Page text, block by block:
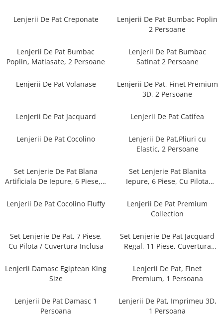
Cearceaf normal
Lenjerii De Pat Bumbac Poplin 2
Persoane
Matlasate, 2 Persoane
Lenjerii De Pat Volanase
Lenjerii De Pat, Finet Premium 3D,
Lenjerii De Pat Catifea
Set Lenjerie De Pat Blana
Set Lenjerie Pat Blanita Iepure, 6
Piese, Cu Pilota Inclusa
Set Lenjerie De Pat, 7 Piese, Cu
Set Lenjerie De Pat Jacquard Regal,
11 Piese, Cuvertura Inclusa
Lenjerii De Pat Creponate
Lenjerii De Pat Bumbac Poplin
2 Persoane
Lenjerii De Pat Bumbac
Poplin, Matlasate, 2 Persoane
Lenjerii De Pat Bumbac
Satinat 2 Persoane
Lenjerii De Pat Volanase
Lenjerii De Pat, Finet Premium
3D, 2 Persoane
Lenjerii De Pat Jacquard Lenjerii De Pat Catifea
Lenjerii De Pat Cocolino
Lenjerii De Pat,Pliuri cu
Elastic, 2 Persoane
Set Lenjerie De Pat Blana
Artificiala De Iepure, 6 Piese, 2
Set Lenjerie Pat Blanita
Iepure, 6 Piese, Cu Pilota
Lenjerii De Pat Cocolino Fluffy
Lenjerii De Pat Premium
Collection
Set Lenjerie De Pat, 7 Piese,
Cu Pilota / Cuvertura Inclusa
Set Lenjerie De Pat Jacquard
Regal, 11 Piese, Cuvertura
Lenjerii Damasc Egiptean King
Size
Lenjerii De Pat, Finet
Premium, 1 Persoana
Lenjerii De Pat Damasc 1
Persoana
Lenjerii De Pat, Imprimeu 3D,
1 Persoana